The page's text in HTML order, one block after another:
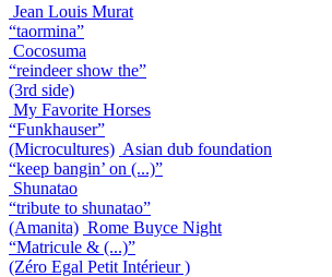
Jean Louis Murat
“taormina”
Cocosuma
“reindeer show the”
(3rd side)
My Favorite Horses
“Funkhauser”
(Microcultures) Asian dub foundation
“keep bangin’ on (...)”
Shunatao
“tribute to shunatao”
(Amanita) Rome Buyce Night
“Matricule & (...)”
(Zéro Egal Petit Intérieur )